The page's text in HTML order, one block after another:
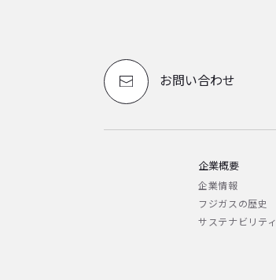
お問い合わせ
企業概要
企業情報
フジガスの歴史
サステナビリティ